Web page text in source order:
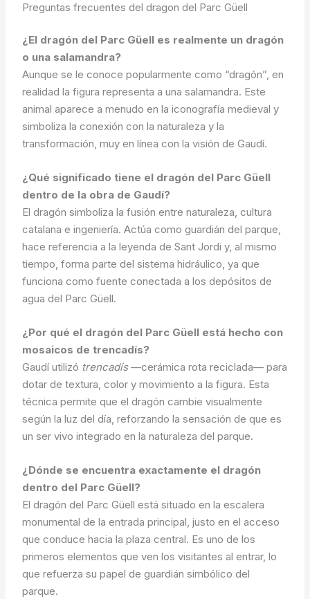
Preguntas frecuentes del dragon del Parc Güell
¿El dragón del Parc Güell es realmente un dragón
o una salamandra?
Aunque se le conoce popularmente como “dragón”, en
realidad la figura representa a una salamandra. Este
animal aparece a menudo en la iconografía medieval y
simboliza la conexión con la naturaleza y la
transformación, muy en línea con la visión de Gaudí.
¿Qué significado tiene el dragón del Parc Güell
dentro de la obra de Gaudí?
El dragón simboliza la fusión entre naturaleza, cultura
catalana e ingeniería. Actúa como guardián del parque,
hace referencia a la leyenda de Sant Jordi y, al mismo
tiempo, forma parte del sistema hidráulico, ya que
funciona como fuente conectada a los depósitos de
agua del Parc Güell.
¿Por qué el dragón del Parc Güell está hecho con
mosaicos de trencadís?
Gaudí utilizó trencadís—cerámica rota reciclada— para
dotar de textura, color y movimiento a la figura. Esta
técnica permite que el dragón cambie visualmente
según la luz del día, reforzando la sensación de que es
un ser vivo integrado en la naturaleza del parque.
¿Dónde se encuentra exactamente el dragón
dentro del Parc Güell?
El dragón del Parc Güell está situado en la escalera
monumental de la entrada principal, justo en el acceso
que conduce hacia la plaza central. Es uno de los
primeros elementos que ven los visitantes al entrar, lo
que refuerza su papel de guardián simbólico del
parque.